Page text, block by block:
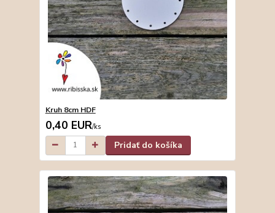
Kruh 8cm HDF
0,40 EUR/ks
Pridať do košíka